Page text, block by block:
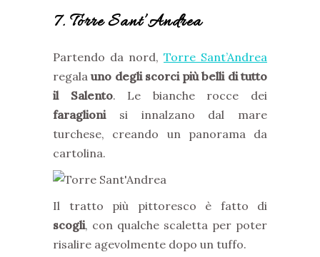
7. Torre Sant’Andrea
Partendo da nord, Torre Sant’Andrea
regalauno degli scorci più belli di tutto
il Salento. Le bianche rocce dei
faraglionisi innalzano dal mare
turchese, creando un panorama da
cartolina.
Il tratto più pittoresco è fatto di
scogli, con qualche scaletta per poter
risalire agevolmente dopo un tuffo.